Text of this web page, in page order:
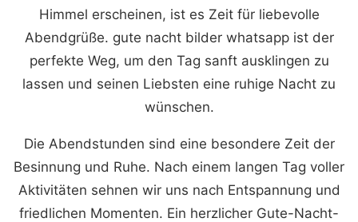
Himmel erscheinen, ist es Zeit für liebevolle
Abendgrüße. gute nacht bilder whatsapp ist der
perfekte Weg, um den Tag sanft ausklingen zu
lassen und seinen Liebsten eine ruhige Nacht zu
wünschen.
Die Abendstunden sind eine besondere Zeit der
Besinnung und Ruhe. Nach einem langen Tag voller
Aktivitäten sehnen wir uns nach Entspannung und
friedlichen Momenten. Ein herzlicher Gute-Nacht-